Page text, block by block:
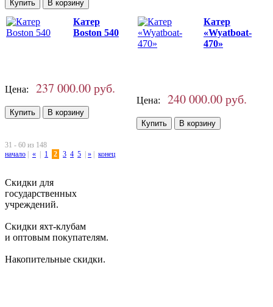
Катер
Boston 540
Цена: 237 000.00 руб.
Катер
«Wyatboat-
470»
Цена: 240 000.00 руб.
31 - 60 из 148
начало | « | 1 2 3 4 5 | » | конец
Скидки для
государственных
учреждений.
Скидки яхт-клубам
и оптовым покупателям.
Накопительные скидки.